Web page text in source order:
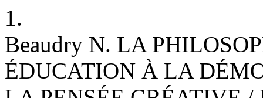
1.
Beaudry N. LA
ÉDUCATION À LA